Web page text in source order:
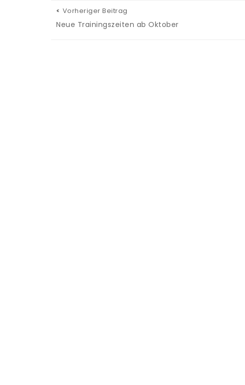
e
b
te
r
di
t dI
Vorheriger Beitrag
Neue Trainingszeiten ab Oktober